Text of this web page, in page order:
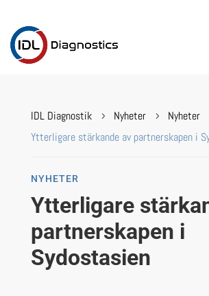
IDL Diagnostik 5 Nyheter 5 Nyheter
Ytterligare stärkande av partnerskapen i
NYHETER
Ytterligare
partnerskapen i
Sydostasien